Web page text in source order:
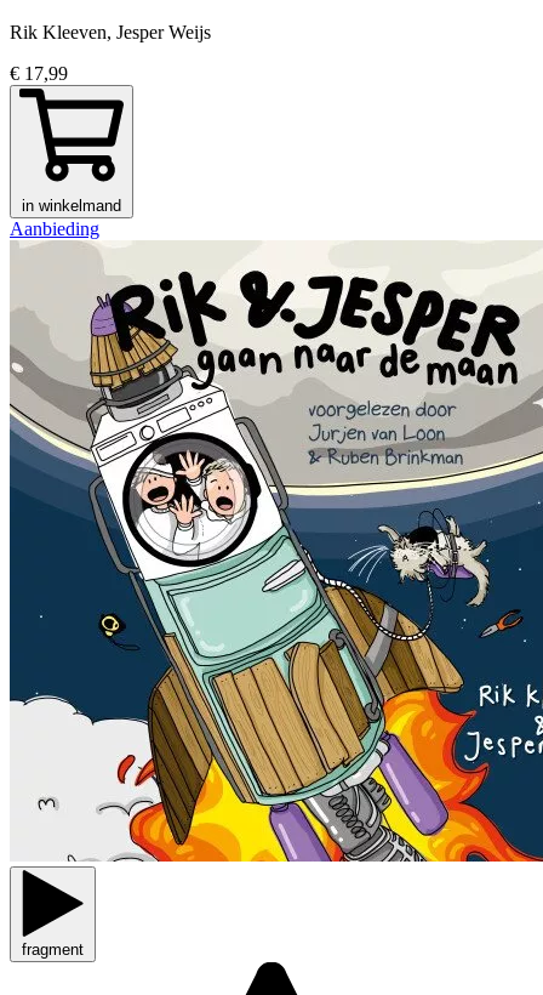
Rik Kleeven, Jesper Weijs
€ 17,99
in winkelmand
Aanbieding
fragment